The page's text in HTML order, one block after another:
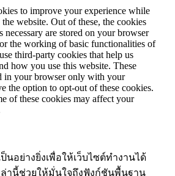
to improve your experience while
website. Out of these, the cookies
necessary are stored on your browser
the working of basic functionalities of
third-party cookies that help us
how you use this website. These
in your browser only with your
the option to opt-out of these cookies.
of these cookies may affect your
นอย่างยิ่งเพื่อให้เว็บไซต์ทำงานได้
ล่านี้ช่วยให้มั่นใจถึงฟังก์ชันพื้นฐาน